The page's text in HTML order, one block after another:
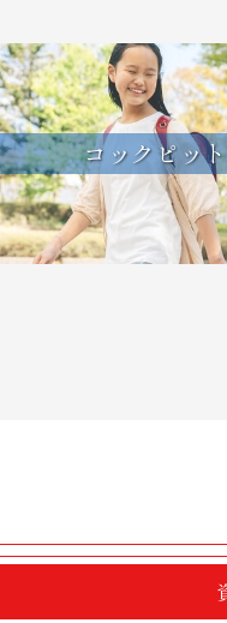
コックピッ